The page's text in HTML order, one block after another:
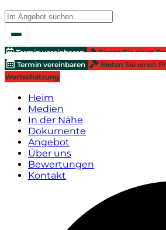
Termin vereinbaren Bieten Sie einen
Termin vereinbaren
Bieten Sie einen
Wertschätzung
Heim
Medien
In der Nähe
Dokumente
Angebot
Über uns
Bewertungen
Kontakt